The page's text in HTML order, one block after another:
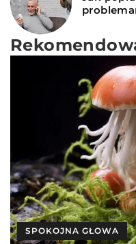
SPOKOJNA GŁOWA
SPOKOJNA GŁOWA
INNE